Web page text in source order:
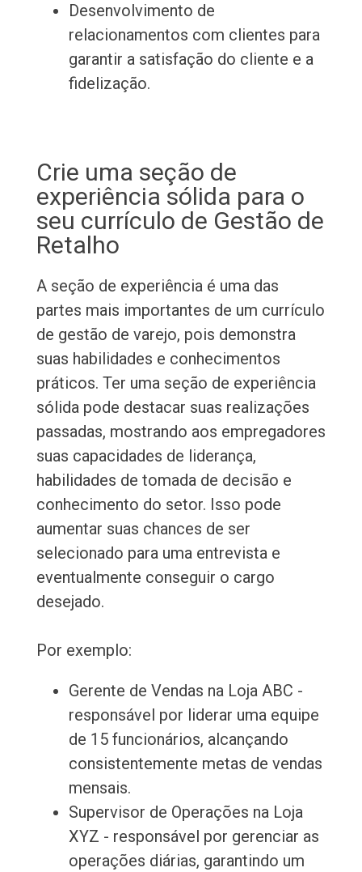
Desenvolvimento de
relacionamentos com clientes para
garantir a satisfação do cliente e a
fidelização.
Crie uma seção de
experiência sólida para o
seu currículo de Gestão de
Retalho
A seção de experiência é uma das
partes mais importantes de um currículo
de gestão de varejo, pois demonstra
suas habilidades e conhecimentos
práticos. Ter uma seção de experiência
sólida pode destacar suas realizações
passadas, mostrando aos empregadores
suas capacidades de liderança,
habilidades de tomada de decisão e
conhecimento do setor. Isso pode
aumentar suas chances de ser
selecionado para uma entrevista e
eventualmente conseguir o cargo
desejado.
Por exemplo:
Gerente de Vendas na Loja ABC -
responsável por liderar uma equipe
de 15 funcionários, alcançando
consistentemente metas de vendas
mensais.
Supervisor de Operações na Loja
XYZ - responsável por gerenciar as
operações diárias, garantindo um